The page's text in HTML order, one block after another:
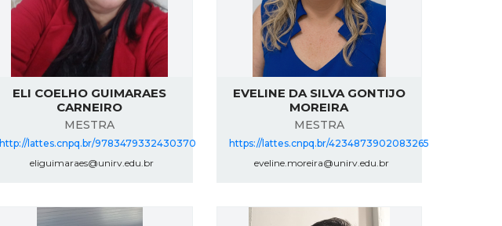
ELI COELHO GUIMARAES
CARNEIRO
MESTRA
http://lattes.cnpq.br/9783479332430370
eliguimaraes@unirv.edu.br
EVELINE DA SILVA GONTIJO
MOREIRA
MESTRA
https://lattes.cnpq.br/4234873902083265
eveline.moreira@unirv.edu.br